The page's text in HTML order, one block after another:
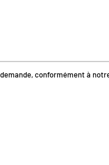
conformément à